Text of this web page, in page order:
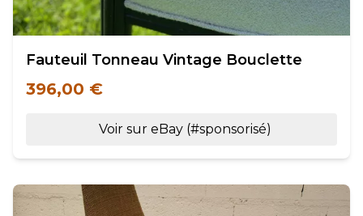
Fauteuil Tonneau Vintage Bouclette
396,00 €
Voir sur eBay (#sponsorisé)